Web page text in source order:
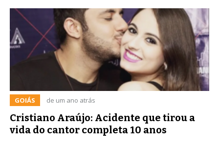
GOIÁS de um ano atrás
Cristiano Araújo: Acidente que tirou a
vida do cantor completa 10 anos